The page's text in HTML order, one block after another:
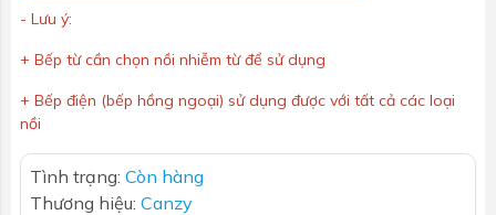
- Lưu ý:
+ Bếp từ cần chọn nồi nhiễm từ để sử dụng
+ Bếp điện (bếp hồng ngoại) sử dụng được với tất cả các loại
nồi
Tình trạng: Còn hàng
Thương hiệu: Canzy